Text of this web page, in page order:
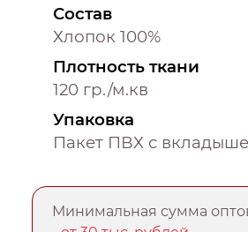
Состав
Хлопок 100%
Плотность ткани
120 гр./м.кв
Упаковка
Пакет ПВХ с
Минимальная сумма